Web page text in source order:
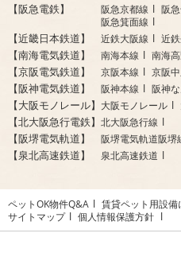
【阪急電鉄】 阪急京都線 阪
阪急箕面線
【近畿日本鉄道】 近鉄大阪線 近
【南海電気鉄道】 南海本線 南海
【京阪電気鉄道】 京阪本線 京阪
【阪神電気鉄道】 阪神本線 阪神
【大阪モノレール】 大阪モノレール
【北大阪急行電鉄】 北大阪急行線
【阪堺電気軌道】 阪堺電気軌道阪堺
【泉北高速鉄道】 泉北高速鉄道
ペットOK物件Q&A 賃貸ペット用設備
サイトマップ
個人情報保護方針